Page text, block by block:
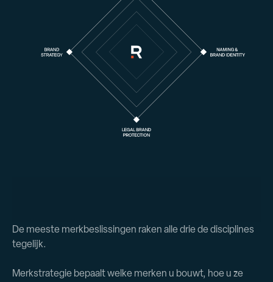
De meeste merkbeslissingen raken alle drie de disciplines
tegelijk.
Merkstrategie bepaalt welke merken u bouwt, hoe u ze